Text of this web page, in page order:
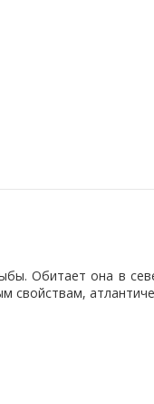
Обитает она в
свойствам,